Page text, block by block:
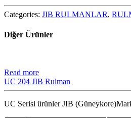
Categories: JIB RULMANLAR,
Diğer Ürünler
Read more
UC 204 JIB Rulman
UC Serisi ürünler JIB